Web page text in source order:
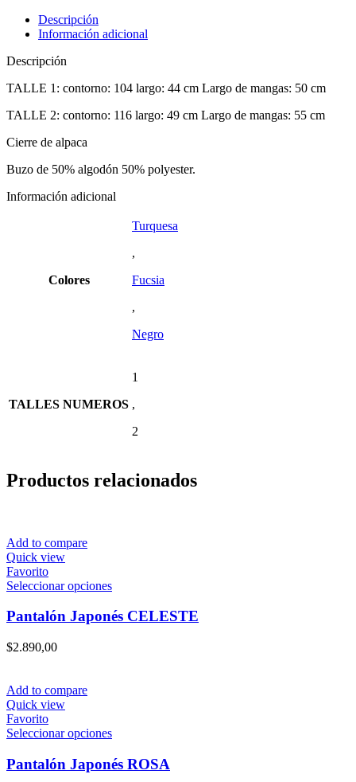
Descripción
Información adicional
Descripción
TALLE 1: contorno: 104 largo: 44 cm Largo de mangas: 50 cm
TALLE 2: contorno: 116 largo: 49 cm Largo de mangas: 55 cm
Cierre de alpaca
Buzo de 50% algodón 50% polyester.
Información adicional
Colores
Turquesa
,
Fucsia
,
Negro
TALLES NUMEROS
1
,
2
Productos relacionados
Add to compare
Quick view
Favorito
Seleccionar opcionesEste
tiene
en
la
página
de
Pantalón Japonés CELESTE
$2.890,00
Add to compare
Quick view
Favorito
Seleccionar opcionesEste
tiene
múltiples
Pantalón Japonés ROSA